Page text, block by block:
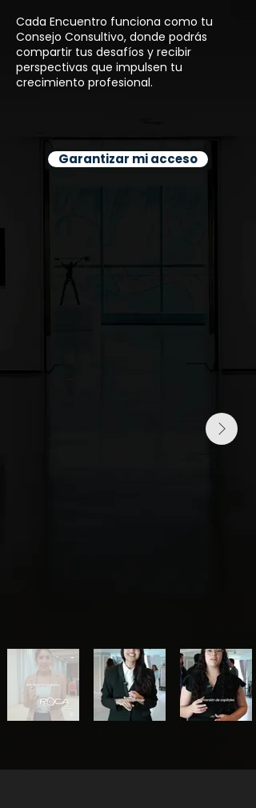
Cada Encuentro funciona como tu
Consejo Consultivo, donde podrás
compartir tus desafíos y recibir
perspectivas que impulsen tu
crecimiento profesional.
Garantizar mi acceso